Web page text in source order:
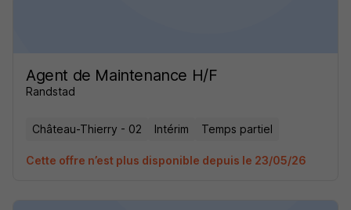
Agent de Maintenance H/F
Randstad
Château-Thierry - 02 Intérim Temps partiel
Cette offre n’est plus disponible depuis le 23/05/26